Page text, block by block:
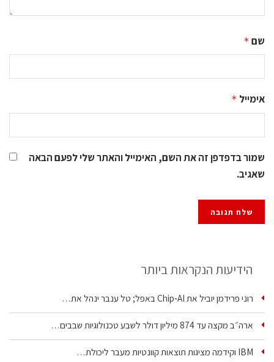
שם *
אימייל *
שמור בדפדפן זה את השם, האימייל והאתר שלי לפעם הבאה
שאגיב.
הידיעות הנקראות ביותר
רוני פרידמן יוביל את Chip‑AI באפל; טל ענבר ינהל את…
ארה״ב מקצה עד 874 מיליון דולר לשבע טכנולוגיות שבבים…
IBM וקידמה מציגות תוצאות קוונטיות מעבר ליכולת…